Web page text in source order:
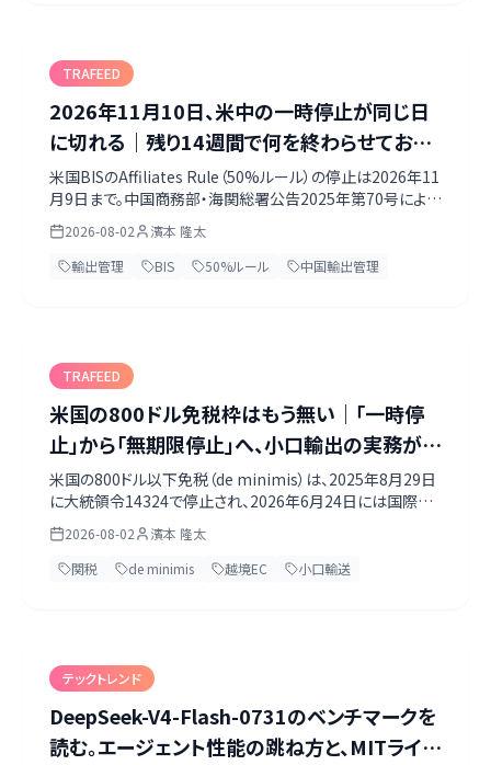
TRAFEED
2026年11月10日、米中の一時停止が同じ日
に切れる｜残り14週間で何を終わらせておく
べきか
米国BISのAffiliates Rule（50%ルール）の停止は2026年11
月9日まで。中国商務部・海関総署公告2025年第70号による
暫停は「自即日起至2026年11月10日」。両者が同じ日に切
れます。偶然ではなく、どちらも米中協議の取り決めから出た
ものです。この記事では、両方の原文を確認したうえで、残り
2026-08-02
濱本 隆太
輸出管理
BIS 50%ルール 中国輸出管理
TRAFEED
米国の800ドル免税枠はもう無い｜「一時停
止」から「無期限停止」へ、小口輸出の実務がど
う変わったか
米国の800ドル以下免税（de minimis）は、2025年8月29日
に大統領令14324で停止され、2026年6月24日には国際郵
便以外の全モードについて「無期限停止」の規則（91 FR
37789）が発効しました。何が停止され、何が残っているの
か。贈答品と旅行者の携帯品は影響を受けません。サンプル・
2026-08-02
濱本 隆太
関税
de minimis 越境EC 小口輸送
テックトレンド
DeepSeek-V4-Flash-0731のベンチマークを
読む。エージェント性能の跳ね方と、MITライセ